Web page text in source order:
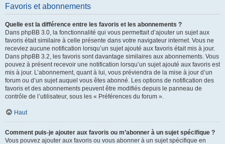
Favoris et abonnements
Quelle est la différence entre les favoris et les abonnements ?
Dans phpBB 3.0, la fonctionnalité qui vous permettait d’ajouter un sujet aux
favoris était similaire à celle présente dans votre navigateur internet. Vous ne
receviez aucune notification lorsqu’un sujet ajouté aux favoris était mis à jour.
Dans phpBB 3.2, les favoris sont davantage similaires aux abonnements. Vous
pouvez à présent recevoir une notification lorsqu’un sujet ajouté aux favoris est
mis à jour. L’abonnement, quant à lui, vous préviendra de la mise à jour d’un
forum ou d’un sujet auquel vous êtes abonné. Les options de notification des
favoris et des abonnements peuvent être modifiés depuis le panneau de
contrôle de l’utilisateur, sous les « Préférences du forum ».
Haut
Comment puis-je ajouter aux favoris ou m’abonner à un sujet spécifique ?
Vous pouvez ajouter aux favoris ou vous abonner à un sujet spécifique en